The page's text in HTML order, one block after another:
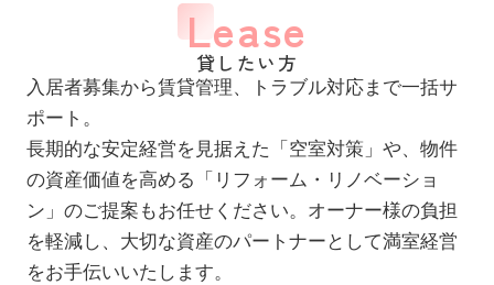
Lease
貸したい方
入居者募集から賃貸管理、トラブル対応まで一括サ
ポート。
長期的な安定経営を見据えた「空室対策」や、物件
の資産価値を高める「リフォーム・リノベーショ
ン」のご提案もお任せください。オーナー様の負担
を軽減し、大切な資産のパートナーとして満室経営
をお手伝いいたします。